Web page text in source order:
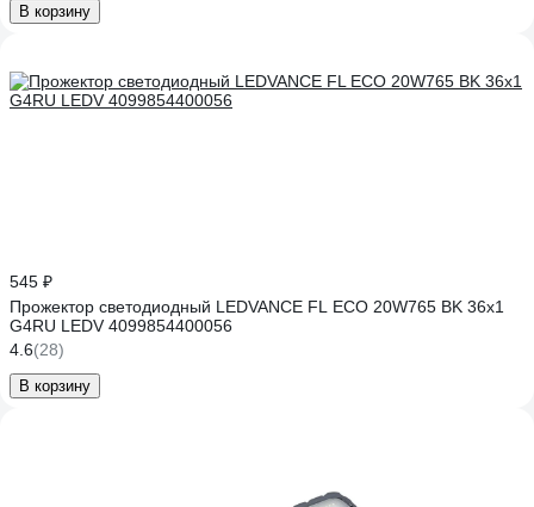
В корзину
545 ₽
Прожектор светодиодный LEDVANCE FL ECO 20W765 BK 36x1
G4RU LEDV 4099854400056
4.6(28)
В корзину